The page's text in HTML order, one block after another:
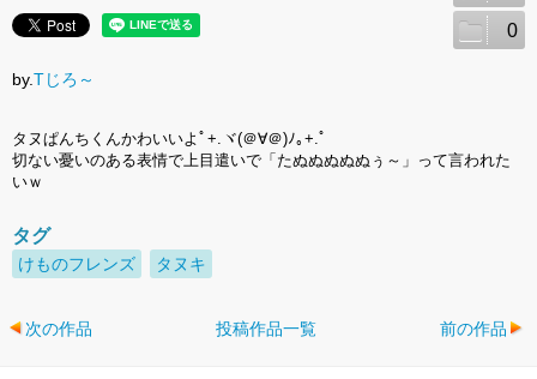
0
by.Tじろ～
タヌぱんちくんかわいいよﾟ+.ヾ(＠∀＠)ﾉ｡+.ﾟ
切ない憂いのある表情で上目遣いで「たぬぬぬぬぬぅ～」って言われた
いｗ
タグ
けものフレンズ タヌキ
次の作品 投稿作品一覧 前の作品